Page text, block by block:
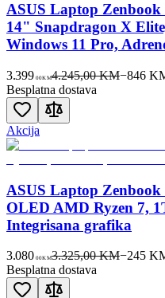
ASUS Laptop
14" Snapdragon X
Windows 11 Pro,
3.399 00KM4.245,00 KM−846
Besplatna dostava
Akcija
ASUS Laptop
OLED AMD Ryzen 7,
Integrisana grafika
3.080 00KM3.325,00 KM−245
Besplatna dostava